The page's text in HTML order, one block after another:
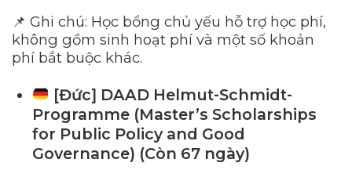
📌 Ghi chú: Học bổng chủ yếu hỗ trợ học phí,
không gồm sinh hoạt phí và một số khoản
phí bắt buộc khác.
[Đức] DAAD Helmut-Schmidt-
Programme (Master’s Scholarships
for Public Policy and Good
Governance) (Còn 67 ngày)